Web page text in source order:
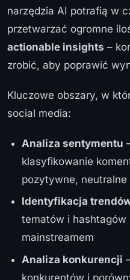
narzędzia AI potrafią w
przetwarzać ogromne
actionable insights –
zrobić, aby poprawić
Kluczowe obszary, w
social media:
Analiza sentymentu
klasyfikowanie
pozytywne,
Identyfikacja
tematów i hashtagów
mainstreamem
Analiza konkurencji
konkurentów i